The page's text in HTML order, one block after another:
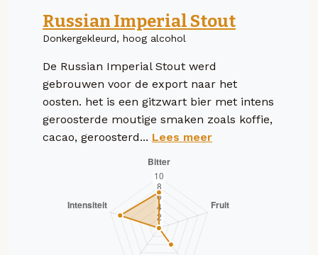
Russian Imperial Stout
Donkergekleurd, hoog alcohol
De Russian Imperial Stout werd
gebrouwen voor de export naar het
oosten. het is een gitzwart bier met intens
geroosterde moutige smaken zoals koffie,
cacao, geroosterd... Lees meer